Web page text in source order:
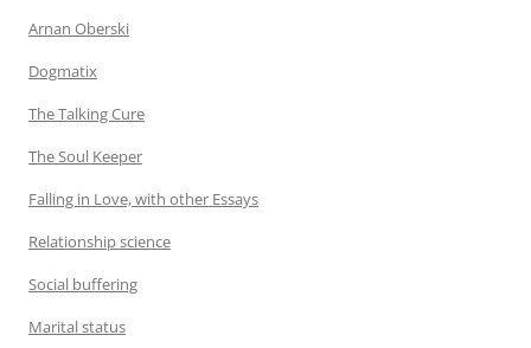
Arnan Oberski
Dogmatix
The Talking Cure
The Soul Keeper
Falling in Love, with other Essays
Relationship science
Social buffering
Marital status